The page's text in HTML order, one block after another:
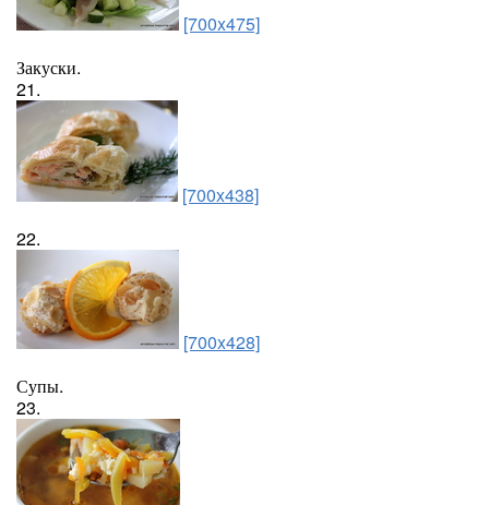
[700x475]
Закуски.
21.
[700x438]
22.
[700x428]
Супы.
23.